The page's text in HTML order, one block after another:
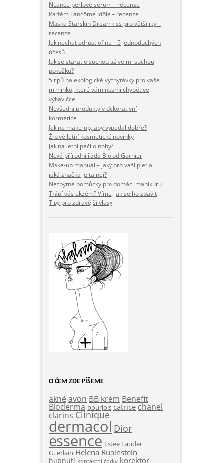
Nuance perlové sérum – recenze
Parfém Lancôme Idôle – recenze
Maska Starskin Dreamkiss pro větší rty –
recenze
Jak nechat odrůst ofinu – 5 jednoduchých
účesů
Jak se starat o suchou až velmi suchou
pokožku?
5 tipů na ekologické vychytávky pro vaše
miminko, které vám nesmí chybět ve
výbavičce
Nevšední produkty v dekorativní
kosmetice
Jak na make-up, aby vypadal dobře?
Žhavé letní kosmetické novinky
Jak na letní péči o nohy?
Nová přírodní řada Bio od Garnier
Make-up manuál – jaký pro vaši pleť a
jaká značka je ta nej?
Nezbytné pomůcky pro domácí manikúru
Trápí vás ekzém? Víme, jak se ho zbavit
Tipy pro zdravější vlasy
O ČEM ZDE PÍŠEME
akné avon BB krém Benefit
Bioderma bourjois catrice chanel
clarins Clinique
dermacol Dior
essence Estee Lauder
Guerlain Helena Rubinstein
hubnutí kontaktní čočky korektor